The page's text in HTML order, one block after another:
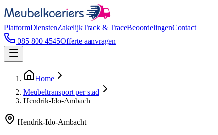
PlatformDienstenZakelijkTrack & TraceBeoordelingenContact
085 800 4545Offerte aanvragen
Home
Meubeltransport per stad
Hendrik-Ido-Ambacht
Hendrik-Ido-Ambacht